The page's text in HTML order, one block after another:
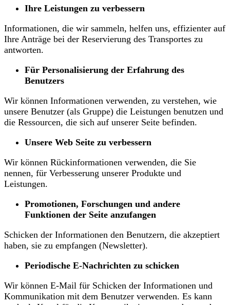
Ihre Leistungen zu verbessern
Informationen, die wir sammeln, helfen uns, effizienter auf
Ihre Anträge bei der Reservierung des Transportes zu
antworten.
Für Personalisierung der Erfahrung des
Benutzers
Wir können Informationen verwenden, zu verstehen, wie
unsere Benutzer (als Gruppe) die Leistungen benutzen und
die Ressourcen, die sich auf unserer Seite befinden.
Unsere Web Seite zu verbessern
Wir können Rückinformationen verwenden, die Sie
nennen, für Verbesserung unserer Produkte und
Leistungen.
Promotionen, Forschungen und andere
Funktionen der Seite anzufangen
Schicken der Informationen den Benutzern, die akzeptiert
haben, sie zu empfangen (Newsletter).
Periodische E-Nachrichten zu schicken
Wir können E-Mail für Schicken der Informationen und
Kommunikation mit dem Benutzer verwenden. Es kann